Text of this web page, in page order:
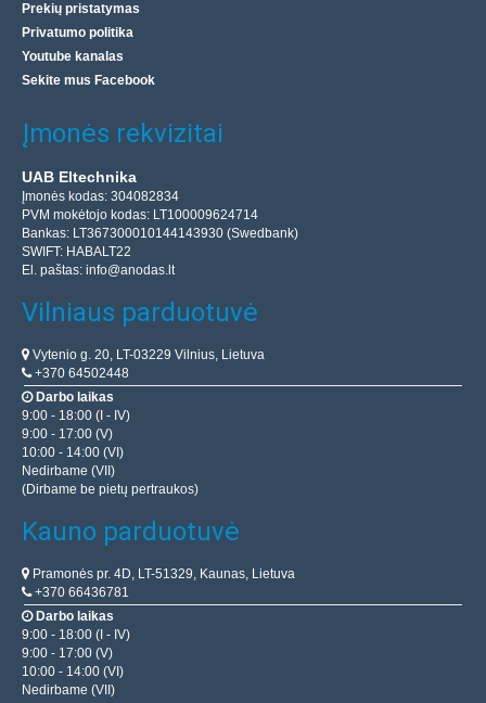
Prekių pristatymas
Privatumo politika
Youtube kanalas
Sekite mus Facebook
Įmonės rekvizitai
UAB Eltechnika
Įmonės kodas: 304082834
PVM mokėtojo kodas: LT100009624714
Bankas: LT367300010144143930 (Swedbank)
SWIFT: HABALT22
El. paštas: info@anodas.lt
Vilniaus parduotuvė
Vytenio g. 20, LT-03229 Vilnius, Lietuva
+370 64502448
Darbo laikas
9:00 - 18:00 (I - IV)
9:00 - 17:00 (V)
10:00 - 14:00 (VI)
Nedirbame (VII)
(Dirbame be pietų pertraukos)
Kauno parduotuvė
Pramonės pr. 4D, LT-51329, Kaunas, Lietuva
+370 66436781
Darbo laikas
9:00 - 18:00 (I - IV)
9:00 - 17:00 (V)
10:00 - 14:00 (VI)
Nedirbame (VII)